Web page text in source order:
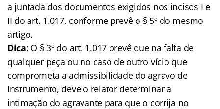
a juntada dos documentos exigidos nos incisos I e
II do art. 1.017, conforme prevê o § 5º do mesmo
artigo.
Dica: O § 3º do art. 1.017 prevê que na falta de
qualquer peça ou no caso de outro vício que
comprometa a admissibilidade do agravo de
instrumento, deve o relator determinar a
intimação do agravante para que o corrija no